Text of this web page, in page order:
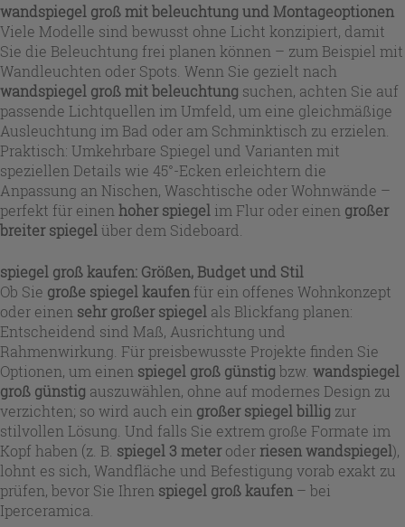
wandspiegel groß mit beleuchtung und Montageoptionen
Viele Modelle sind bewusst ohne Licht konzipiert, damit
Sie die Beleuchtung frei planen können – zum Beispiel mit
Wandleuchten oder Spots. Wenn Sie gezielt nach
wandspiegel groß mit beleuchtung suchen, achten Sie auf
passende Lichtquellen im Umfeld, um eine gleichmäßige
Ausleuchtung im Bad oder am Schminktisch zu erzielen.
Praktisch: Umkehrbare Spiegel und Varianten mit
speziellen Details wie 45°-Ecken erleichtern die
Anpassung an Nischen, Waschtische oder Wohnwände –
perfekt für einen hoher spiegel im Flur oder einen großer
breiter spiegel über dem Sideboard.
spiegel groß kaufen: Größen, Budget und Stil
Ob Sie große spiegel kaufen für ein offenes Wohnkonzept
oder einen sehr großer spiegel als Blickfang planen:
Entscheidend sind Maß, Ausrichtung und
Rahmenwirkung. Für preisbewusste Projekte finden Sie
Optionen, um einen spiegel groß günstig bzw. wandspiegel
groß günstig auszuwählen, ohne auf modernes Design zu
verzichten; so wird auch ein großer spiegel billig zur
stilvollen Lösung. Und falls Sie extrem große Formate im
Kopf haben (z. B. spiegel 3 meteroder riesen wandspiegel),
lohnt es sich, Wandfläche und Befestigung vorab exakt zu
prüfen, bevor Sie Ihren spiegel groß kaufen – bei
Iperceramica.